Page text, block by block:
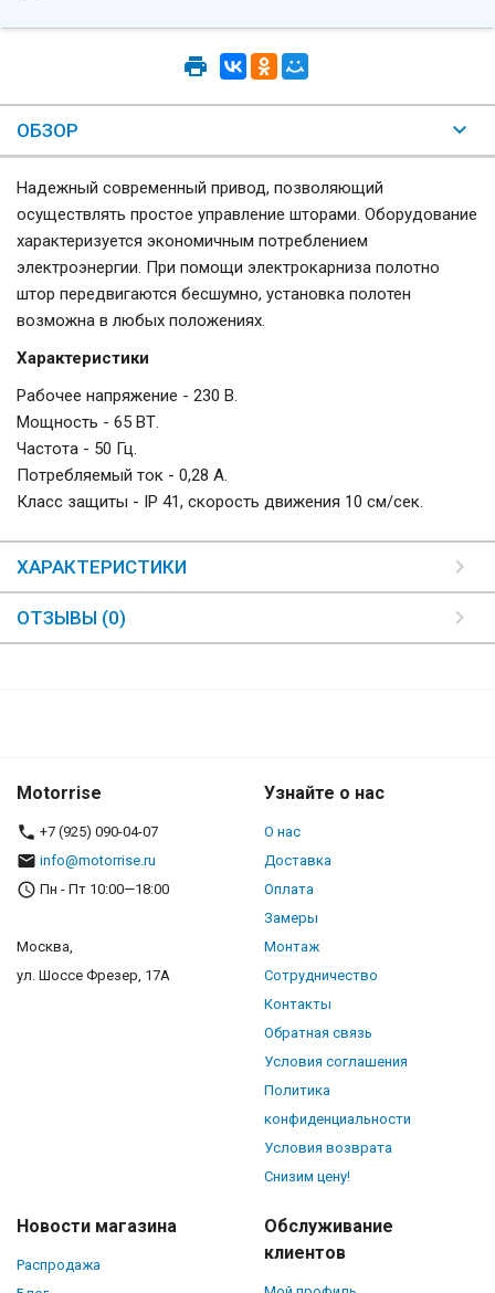
ОБЗОР
Надежный современный привод, позволяющий
осуществлять простое управление шторами. Оборудование
характеризуется экономичным потреблением
электроэнергии. При помощи электрокарниза полотно
штор передвигаются бесшумно, установка полотен
возможна в любых положениях.
Характеристики
Рабочее напряжение - 230 В.
Мощность - 65 ВТ.
Частота - 50 Гц.
Потребляемый ток - 0,28 А.
Класс защиты - IP 41, скорость движения 10 см/сек.
ХАРАКТЕРИСТИКИ
ОТЗЫВЫ (0)
Motorrise
+7 (925) 090-04-07
info@motorrise.ru
Пн - Пт 10:00—18:00
Москва,
ул. Шоссе Фрезер, 17А
Узнайте о нас
О нас
Доставка
Оплата
Замеры
Монтаж
Сотрудничество
Контакты
Обратная связь
Условия соглашения
Политика
конфиденциальности
Условия возврата
Снизим цену!
Новости магазина
Распродажа
Обслуживание
клиентов